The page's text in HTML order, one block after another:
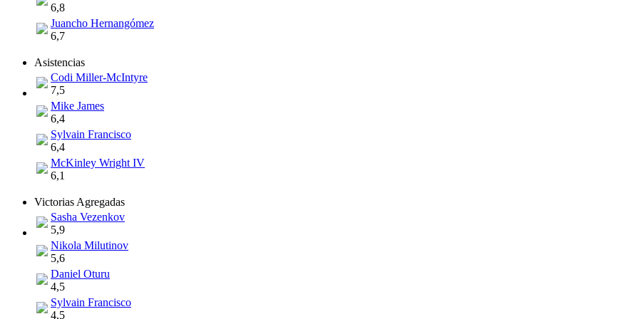
6,8
Juancho Hernangómez
6,7
Asistencias
Codi Miller-McIntyre
7,5
Mike James
6,4
Sylvain Francisco
6,4
McKinley Wright IV
6,1
Victorias Agregadas
Sasha Vezenkov
5,9
Nikola Milutinov
5,6
Daniel Oturu
4,5
Sylvain Francisco
4,5